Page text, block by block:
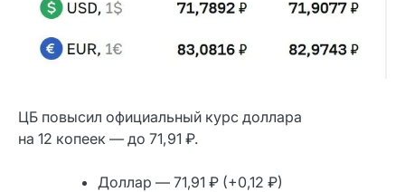
ЦБ повысил официальный курс доллара
на 12 копеек — до 71,91 ₽.
Доллар — 71,91 ₽ (+0,12 ₽)